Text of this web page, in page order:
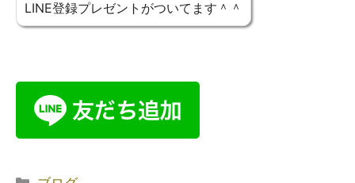
LINE登録プレゼントがついてます＾＾